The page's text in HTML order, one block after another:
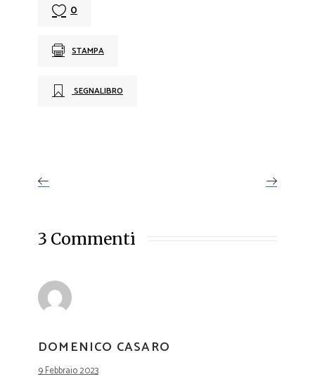
0
STAMPA
SEGNALIBRO
3 Commenti
DOMENICO CASARO
9 Febbraio 2023